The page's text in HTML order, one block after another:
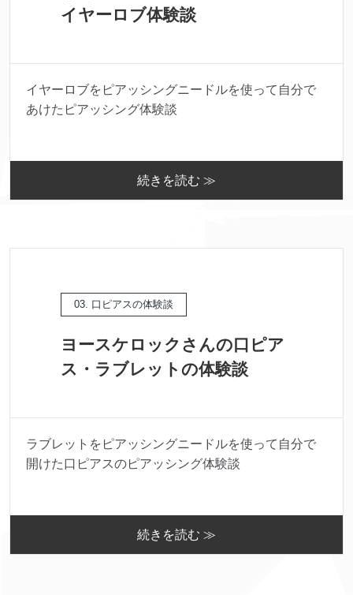
イヤーロブ体験談
イヤーロブをピアッシングニードルを使って自分で
あけたピアッシング体験談
続きを読む ≫
03. 口ピアスの体験談
ヨースケロックさんの口ピア
ス・ラブレットの体験談
ラブレットをピアッシングニードルを使って自分で
開けた口ピアスのピアッシング体験談
続きを読む ≫